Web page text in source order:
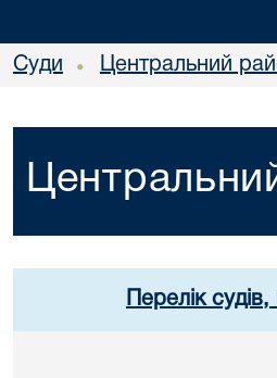
Суди • Центральний
Перелік